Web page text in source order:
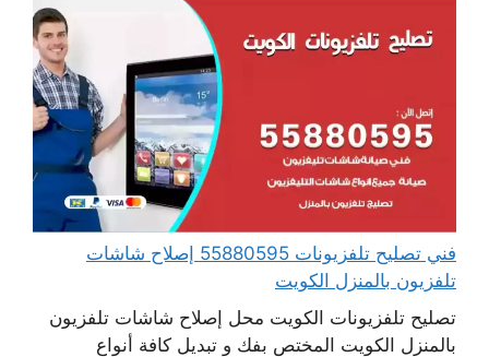
فني تصليح تلفزيونات 55880595 إصلاح شاشات
تلفزيون بالمنزل الكويت
تصليح تلفزيونات الكويت محل إصلاح شاشات تلفزيون
بالمنزل الكويت المختص بفك و تبديل كافة أنواع